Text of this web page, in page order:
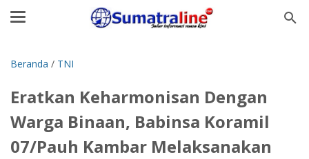
Beranda / TNI
Eratkan Keharmonisan Dengan
Warga Binaan, Babinsa Koramil
07/Pauh Kambar Melaksanakan